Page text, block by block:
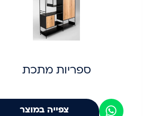
ספריות מתכת
צפייה במוצר